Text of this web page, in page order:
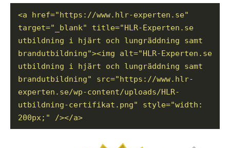
<a href="https://www.hlr-experten.se"
target="_blank" title="HLR-Experten.se
utbildning i hjärt och lungräddning samt
brandutbildning"><img alt="HLR-Experten.se
utbildning i hjärt och lungräddning samt
brandutbildning" src="https://www.hlr-
experten.se/wp-content/uploads/HLR-
utbildning-certifikat.png" style="width:
200px;" /></a>